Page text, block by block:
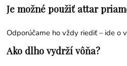
Je možné použiť attar
Odporúčame ho vždy riediť – ide o
Ako dlho vydrží vôňa?